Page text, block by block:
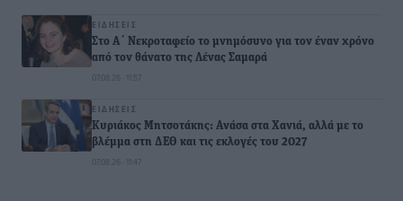
ΕΙΔΉΣΕΙΣ
Στο Α΄ Νεκροταφείο το μνημόσυνο για τον έναν χρόνο
από τον θάνατο της Λένας Σαμαρά
07.08.26 · 11:57
ΕΙΔΉΣΕΙΣ
Κυριάκος Μητσοτάκης: Ανάσα στα Χανιά, αλλά με το
βλέμμα στη ΔΕΘ και τις εκλογές του 2027
07.08.26 · 11:47